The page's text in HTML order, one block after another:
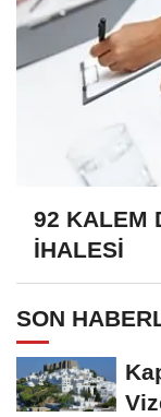
92 KALEM
İHALESİ
SON